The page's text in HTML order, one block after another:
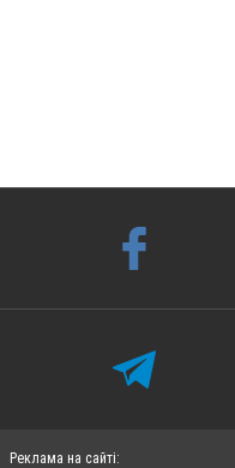
Реклама на сайті: